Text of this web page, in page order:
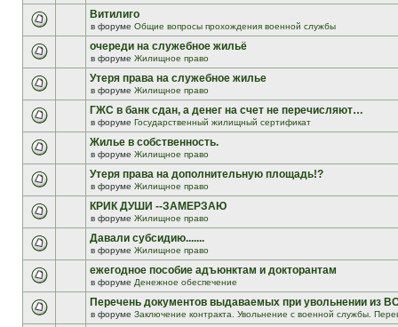
Витилиго
в форуме Общие вопросы прохождения военной службы
очереди на служебное жильё
в форуме Жилищное право
Утеря права на служебное жилье
в форуме Жилищное право
ГЖС в банк сдан, а денег на счет не перечисляют…
в форуме Государственный жилищный сертификат
Жилье в собственность.
в форуме Жилищное право
Утеря права на дополнительную площадь!?
в форуме Жилищное право
КРИК ДУШИ --ЗАМЕРЗАЮ
в форуме Жилищное право
Давали субсидию.......
в форуме Жилищное право
ежегодное пособие адъюнктам и докторантам
в форуме Денежное обеспечение
Перечень документов выдаваемых при увольнении из
в форуме Заключение контракта. Увольнение с военной службы.